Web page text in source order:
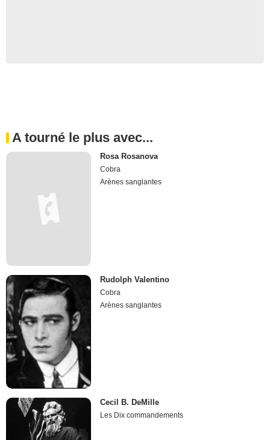
A tourné le plus avec...
Rosa Rosanova
Cobra
Arènes sanglantes
Rudolph Valentino
Cobra
Arènes sanglantes
Cecil B. DeMille
Les Dix commandements